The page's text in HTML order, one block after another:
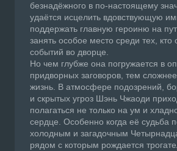
безнадёжного в по-настоящему
удаётся исцелить вдовствующую
поддержать главную героиню на
занять особое место среди тех, кто
событий во дворце.
Но чем глубже она погружается в
придворных заговоров, тем
жизнь. В атмосфере подозрений,
и скрытых угроз Шэнь Чжаоди
полагаться не только на ум и
сердце. Особенно когда её судьба
холодным и загадочным
рядом с которым рождается